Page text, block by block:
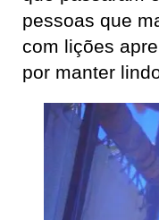
pessoas que
com lições
por manter